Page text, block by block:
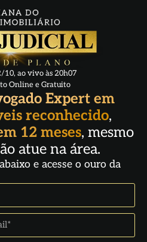
10, ao vivo às 20h07
Online e Gratuito
Expert em
reconhecido,
12 meses, mesmo
atue na área.
e acesse o ouro da